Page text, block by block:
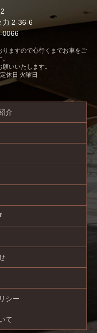
力 2-36-6
0066
ますので心行くまでお車をご
いいたします。
休日 火曜日
介
シー
て